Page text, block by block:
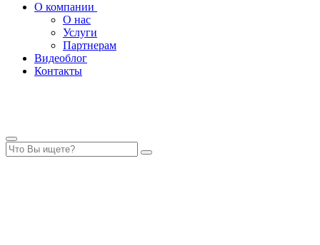
О компании
О нас
Услуги
Партнерам
Видеоблог
Контакты